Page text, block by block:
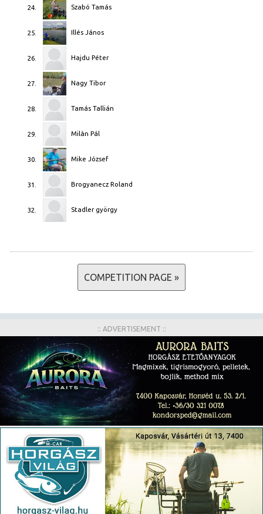
24. Szabó Tamás
25. Illés János
26. Hajdu Péter
27. Nagy Tibor
28. Tamás Tallián
29. Milàn Pál
30. Mike József
31. Brogyanecz Roland
32. Stadler györgy
COMPETITION PAGE »
:: ADVERTISEMENT ::